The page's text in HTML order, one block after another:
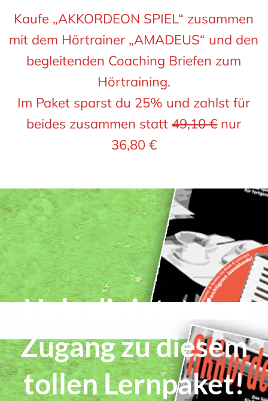
Kaufe „AKKORDEON SPIEL“ zusammen
mit dem Hörtrainer „AMADEUS“ und den
begleitenden Coaching Briefen zum
Hörtraining.
Im Paket sparst du 25% und zahlst für
beides zusammen statt49,10 €nur
36,80 €
Hole dir jetzt den
Zugang zu diesem
tollen Lernpaket!